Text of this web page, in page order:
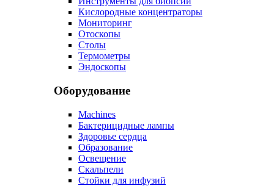
Кислородные концентраторы
Мониторинг
Отоскопы
Столы
Термометры
Эндоскопы
Оборудование
Machines
Бактерицидные лампы
Здоровье сердца
Образование
Освещение
Скальпели
Стойки для инфузий